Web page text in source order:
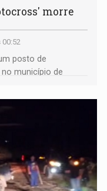
morre
00:52
posto de
município de